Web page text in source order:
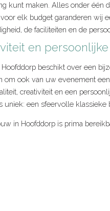
kunt maken. Alles onder één
elk budget garanderen wij
de faciliteiten en de
en
beschikt over een
om ook van uw evenement
creativiteit en een
uniek: een sfeervolle klassieke
in Hoofddorp is prima